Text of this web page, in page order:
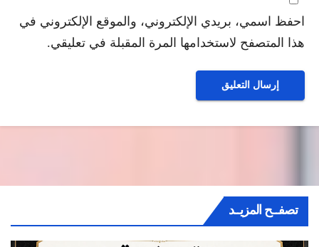
احفظ اسمي، بريدي الإلكتروني، والموقع الإلكتروني في
هذا المتصفح لاستخدامها المرة المقبلة في تعليقي.
تصفــح المزيــد